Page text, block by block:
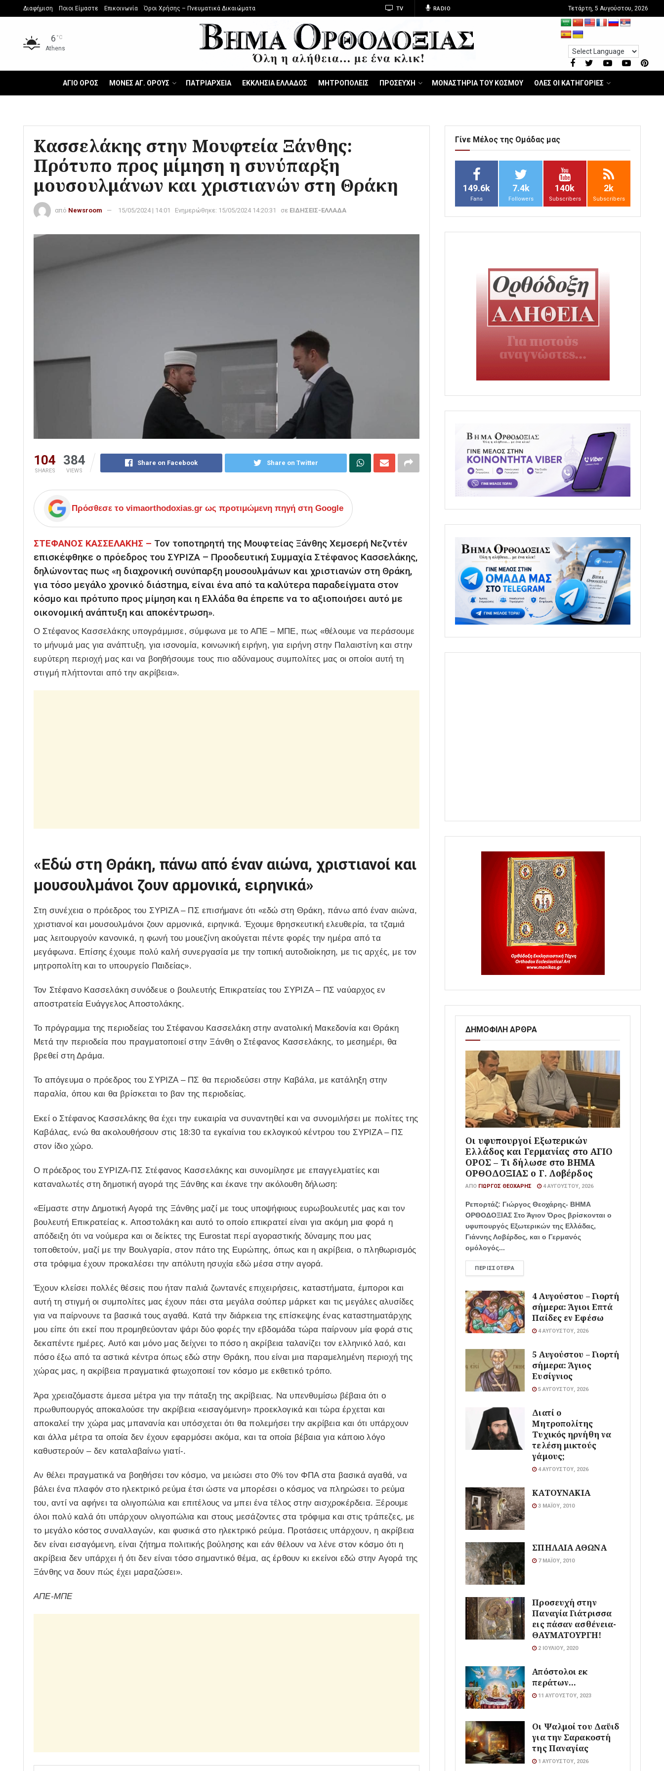
Διαφήμιση Ποιοι Είμαστε Επικοινωνία Όροι Χρήσης – Πνευματικά Δικαιώματα TV RADIO Τετάρτη, 5 Αυγούστου, 2026
6 °C
Athens
ΑΓΙΟ ΟΡΟΣ ΜΟΝΕΣ ΑΓ. ΟΡΟΥΣ ΠΑΤΡΙΑΡΧΕΙΑ ΕΚΚΛΗΣΙΑ ΕΛΛΑΔΟΣ ΜΗΤΡΟΠΟΛΕΙΣ ΠΡΟΣΕΥΧΗ ΜΟΝΑΣΤΗΡΙΑ ΤΟΥ ΚΟΣΜΟΥ ΟΛΕΣ ΟΙ ΚΑΤΗΓΟΡΙΕΣ
Κασσελάκης στην Μουφτεία Ξάνθης:
Πρότυπο προς μίμηση η συνύπαρξη
μουσουλμάνων και χριστιανών στη Θράκη
από Newsroom 15/05/2024 | 14:01 Ενημερώθηκε: 15/05/2024 14:20:31 σε ΕΙΔΗΣΕΙΣ-ΕΛΛΑΔΑ
104
SHARES
384
VIEWS
Share on Facebook Share on Twitter
Πρόσθεσε το vimaorthodoxias.gr ως προτιμώμενη πηγή στη Google
ΣΤΕΦΑΝΟΣ ΚΑΣΣΕΛΑΚΗΣ – Τον τοποτηρητή της Μουφτείας Ξάνθης Χεμσερή Νεζντέν
επισκέφθηκε ο πρόεδρος του ΣΥΡΙΖΑ – Προοδευτική Συμμαχία Στέφανος Κασσελάκης,
δηλώνοντας πως «η διαχρονική συνύπαρξη μουσουλμάνων και χριστιανών στη Θράκη,
για τόσο μεγάλο χρονικό διάστημα, είναι ένα από τα καλύτερα παραδείγματα στον
κόσμο και πρότυπο προς μίμηση και η Ελλάδα θα έπρεπε να το αξιοποιήσει αυτό με
οικονομική ανάπτυξη και αποκέντρωση».
Ο Στέφανος Κασσελάκης υπογράμμισε, σύμφωνα με το ΑΠΕ – ΜΠΕ, πως «θέλουμε να περάσουμε
το μήνυμά μας για ανάπτυξη, για ισονομία, κοινωνική ειρήνη, για ειρήνη στην Παλαιστίνη και στην
ευρύτερη περιοχή μας και να βοηθήσουμε τους πιο αδύναμους συμπολίτες μας οι οποίοι αυτή τη
στιγμή πλήττονται από την ακρίβεια».
«Εδώ στη Θράκη, πάνω από έναν αιώνα, χριστιανοί και
μουσουλμάνοι ζουν αρμονικά, ειρηνικά»
Στη συνέχεια ο πρόεδρος του ΣΥΡΙΖΑ – ΠΣ επισήμανε ότι «εδώ στη Θράκη, πάνω από έναν αιώνα,
χριστιανοί και μουσουλμάνοι ζουν αρμονικά, ειρηνικά. Έχουμε θρησκευτική ελευθερία, τα τζαμιά
μας λειτουργούν κανονικά, η φωνή του μουεζίνη ακούγεται πέντε φορές την ημέρα από τα
μεγάφωνα. Επίσης έχουμε πολύ καλή συνεργασία με την τοπική αυτοδιοίκηση, με τις αρχές, με τον
μητροπολίτη και το υπουργείο Παιδείας».
Τον Στέφανο Κασσελάκη συνόδευε ο βουλευτής Επικρατείας του ΣΥΡΙΖΑ – ΠΣ ναύαρχος εν
αποστρατεία Ευάγγελος Αποστολάκης.
Το πρόγραμμα της περιοδείας του Στέφανου Κασσελάκη στην ανατολική Μακεδονία και Θράκη
Μετά την περιοδεία που πραγματοποιεί στην Ξάνθη ο Στέφανος Κασσελάκης, το μεσημέρι, θα
βρεθεί στη Δράμα.
Το απόγευμα ο πρόεδρος του ΣΥΡΙΖΑ – ΠΣ θα περιοδεύσει στην Καβάλα, με κατάληξη στην
παραλία, όπου και θα βρίσκεται το βαν της περιοδείας.
Εκεί ο Στέφανος Κασσελάκης θα έχει την ευκαιρία να συναντηθεί και να συνομιλήσει με πολίτες της
Καβάλας, ενώ θα ακολουθήσουν στις 18:30 τα εγκαίνια του εκλογικού κέντρου του ΣΥΡΙΖΑ – ΠΣ
στον ίδιο χώρο.
Ο πρόεδρος του ΣΥΡΙΖΑ-ΠΣ Στέφανος Κασσελάκης και συνομίλησε με επαγγελματίες και
καταναλωτές στη δημοτική αγορά της Ξάνθης και έκανε την ακόλουθη δήλωση:
«Είμαστε στην Δημοτική Αγορά της Ξάνθης μαζί με τους υποψήφιους ευρωβουλευτές μας και τον
βουλευτή Επικρατείας κ. Αποστολάκη και αυτό το οποίο επικρατεί είναι για ακόμη μια φορά η
απόδειξη ότι να νούμερα και οι δείκτες της Eurostat περί αγοραστικής δύναμης που μας
τοποθετούν, μαζί με την Βουλγαρία, στον πάτο της Ευρώπης, όπως και η ακρίβεια, ο πληθωρισμός
στα τρόφιμα έχουν προκαλέσει την απόλυτη ησυχία εδώ μέσα στην αγορά.
Έχουν κλείσει πολλές θέσεις που ήταν παλιά ζωντανές επιχειρήσεις, καταστήματα, έμποροι και
αυτή τη στιγμή οι συμπολίτες μας έχουν πάει στα μεγάλα σούπερ μάρκετ και τις μεγάλες αλυσίδες
για να παίρνουνε τα βασικά τους αγαθά. Κατά την διάρκεια της επίσκεψης ένας καταστηματάρχης
μου είπε ότι εκεί που προμηθεύονταν ψάρι δύο φορές την εβδομάδα τώρα παίρνουν μία φορά στις
δεκαπέντε ημέρες. Αυτό και μόνο μας δείχνει το πόσο η ακρίβεια ταλανίζει τον ελληνικό λαό, και
πόσο έξω από τα αστικά κέντρα όπως εδώ στην Θράκη, που είναι μια παραμελημένη περιοχή της
χώρας μας, η ακρίβεια πραγματικά φτωχοποιεί τον κόσμο με εκθετικό τρόπο.
Άρα χρειαζόμαστε άμεσα μέτρα για την πάταξη της ακρίβειας. Να υπενθυμίσω βέβαια ότι ο
πρωθυπουργός αποκαλούσε την ακρίβεια «εισαγόμενη» προεκλογικά και τώρα έρχεται και
αποκαλεί την χώρα μας μπανανία και υπόσχεται ότι θα πολεμήσει την ακρίβεια και ότι υπάρχουν
και άλλα μέτρα τα οποία δεν έχουν εφαρμόσει ακόμα, και τα οποία βέβαια για κάποιο λόγο
καθυστερούν – δεν καταλαβαίνω γιατί-.
Αν θέλει πραγματικά να βοηθήσει τον κόσμο, να μειώσει στο 0% τον ΦΠΑ στα βασικά αγαθά, να
βάλει ένα πλαφόν στο ηλεκτρικό ρεύμα έτσι ώστε να μπορέσει ο κόσμος να πληρώσει το ρεύμα
του, αντί να αφήνει τα ολιγοπώλια και επιτέλους να μπει ένα τέλος στην αισχροκέρδεια. Ξέρουμε
όλοι πολύ καλά ότι υπάρχουν ολιγοπώλια και στους μεσάζοντες στα τρόφιμα και στις τράπεζες, με
το μεγάλο κόστος συναλλαγών, και φυσικά στο ηλεκτρικό ρεύμα. Προτάσεις υπάρχουν, η ακρίβεια
δεν είναι εισαγόμενη, είναι ζήτημα πολιτικής βούλησης και εάν θέλουν να λένε στον κόσμο ότι η
ακρίβεια δεν υπάρχει ή ότι δεν είναι τόσο σημαντικό θέμα, ας έρθουν κι εκείνοι εδώ στην Αγορά της
Ξάνθης να δουν πώς έχει μαραζώσει».
AΠΕ-ΜΠΕ
Γίνε Μέλος της Ομάδας μας
149.6k
Fans
7.4k
Followers
140k
Subscribers
2k
Subscribers
ΔΗΜΟΦΙΛΗ ΑΡΘΡΑ
Οι υφυπουργοί Εξωτερικών
Ελλάδος και Γερμανίας στο ΑΓΙΟ
ΟΡΟΣ – Τι δήλωσε στο ΒΗΜΑ
ΟΡΘΟΔΟΞΙΑΣ ο Γ. Λοβέρδος
ΑΠΌ ΓΙΏΡΓΟΣ ΘΕΟΧΆΡΗΣ 4 ΑΥΓΟΎΣΤΟΥ, 2026
Ρεπορτάζ: Γιώργος Θεοχάρης- ΒΗΜΑ
ΟΡΘΟΔΟΞΙΑΣ Στο Άγιον Όρος βρίσκονται ο
υφυπουργός Εξωτερικών της Ελλάδας,
Γιάννης Λοβέρδος, και ο Γερμανός
ομόλογός...
ΠΕΡΙΣΣΌΤΕΡΑ
4 Αυγούστου – Γιορτή
σήμερα: Άγιοι Επτά
Παίδες εν Εφέσω
4 ΑΥΓΟΎΣΤΟΥ, 2026
5 Αυγούστου – Γιορτή
σήμερα: Άγιος
Ευσίγνιος
5 ΑΥΓΟΎΣΤΟΥ, 2026
Διατί ο
Μητροπολίτης
Τυχικός ηρνήθη να
τελέση μικτούς
γάμους;
4 ΑΥΓΟΎΣΤΟΥ, 2026
ΚΑΤΟΥΝΑΚΙΑ
3 ΜΑΪ́ΟΥ, 2010
ΣΠΗΛΑΙΑ ΑΘΩΝΑ
7 ΜΑΪ́ΟΥ, 2010
Προσευχή στην
Παναγία Γιάτρισσα
εις πάσαν ασθένεια-
ΘΑΥΜΑΤΟΥΡΓΗ!
2 ΙΟΥΛΊΟΥ, 2020
Απόστολοι εκ
περάτων…
11 ΑΥΓΟΎΣΤΟΥ, 2023
Οι Ψαλμοί του Δαϋιδ
για την Σαρακοστή
της Παναγίας
1 ΑΥΓΟΎΣΤΟΥ, 2026